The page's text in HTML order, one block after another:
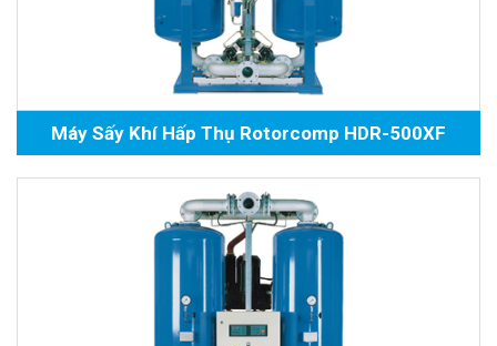
Máy Sấy Khí Hấp Thụ Rotorcomp HDR-500XF